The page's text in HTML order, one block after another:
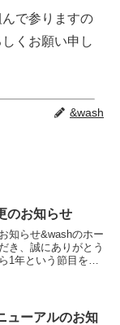
で参りますの
くお願い申し
&wash
のお知らせ
知らせ&washのホー
き、誠にありがとう
1年という節目を迎
ューアルのお知